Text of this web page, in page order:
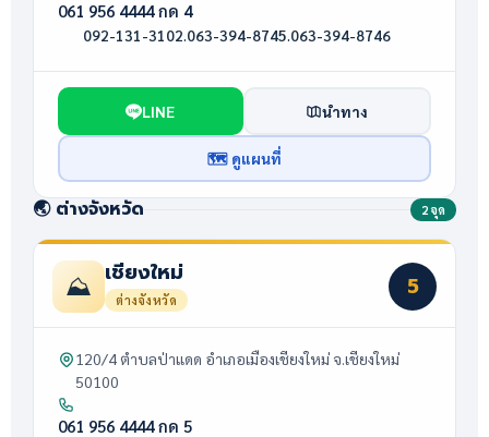
061 956 4444 กด 4
092-131-3102·063-394-8745·063-394-8746
LINE นำทาง
🗺 ดูแผนที่
🌏 ต่างจังหวัด 2 จุด
⛰️ เชียงใหม่
ต่างจังหวัด 5
120/4 ตำบลป่าแดด อำเภอเมืองเชียงใหม่ จ.เชียงใหม่
50100
061 956 4444 กด 5